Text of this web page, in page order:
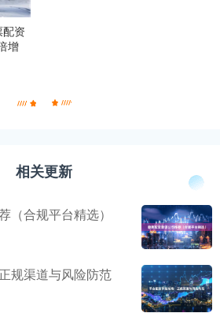
资
增
相关更新
（合规平台精选）
规渠道与风险防范